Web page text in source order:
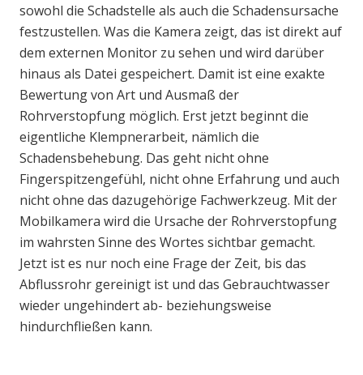
sowohl die Schadstelle als auch die Schadensursache
festzustellen. Was die Kamera zeigt, das ist direkt auf
dem externen Monitor zu sehen und wird darüber
hinaus als Datei gespeichert. Damit ist eine exakte
Bewertung von Art und Ausmaß der
Rohrverstopfung möglich. Erst jetzt beginnt die
eigentliche Klempnerarbeit, nämlich die
Schadensbehebung. Das geht nicht ohne
Fingerspitzengefühl, nicht ohne Erfahrung und auch
nicht ohne das dazugehörige Fachwerkzeug. Mit der
Mobilkamera wird die Ursache der Rohrverstopfung
im wahrsten Sinne des Wortes sichtbar gemacht.
Jetzt ist es nur noch eine Frage der Zeit, bis das
Abflussrohr gereinigt ist und das Gebrauchtwasser
wieder ungehindert ab- beziehungsweise
hindurchfließen kann.